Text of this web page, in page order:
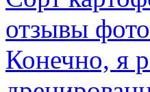
отзывы
Конечно, я